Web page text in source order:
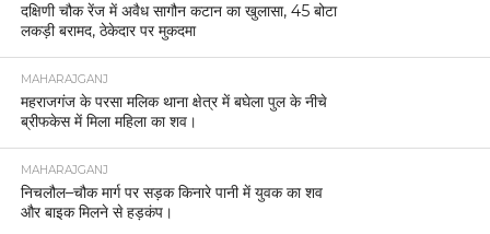
दक्षिणी चौक रेंज में अवैध सागौन कटान का खुलासा, 45 बोटा
लकड़ी बरामद, ठेकेदार पर मुकदमा
MAHARAJGANJ
महराजगंज के परसा मलिक थाना क्षेत्र में बघेला पुल के नीचे
ब्रीफकेस में मिला महिला का शव।
MAHARAJGANJ
निचलौल–चौक मार्ग पर सड़क किनारे पानी में युवक का शव
और बाइक मिलने से हड़कंप।